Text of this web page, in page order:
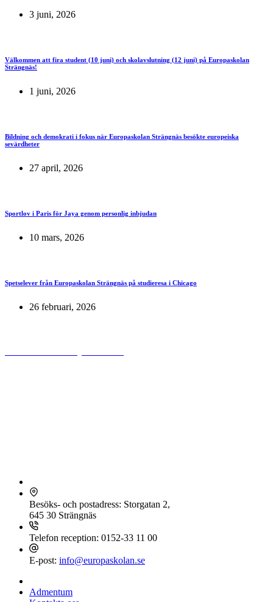
3 juni, 2026
Välkommen att fira student (10 juni) och skolavslutning (12 juni) på Europaskolan
Strängnäs!
1 juni, 2026
Bildning och demokrati i fokus när Europaskolan Strängnäs besökte europeiska
sevärdheter
27 april, 2026
Sportlov i Paris för Jaya genom personlig inbjudan
10 mars, 2026
Spetselever från Europaskolan Strängnäs på studieresa i Chicago
26 februari, 2026
Besöks- och postadress: Storgatan 2,
645 30 Strängnäs
Telefon reception: 0152-33 11 00
E-post: info@europaskolan.se
Admentum